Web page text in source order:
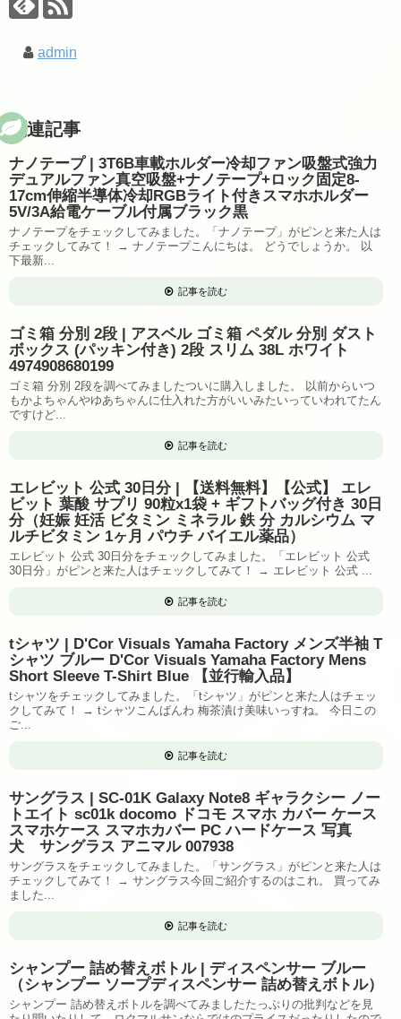
admin
関連記事
ナノテープ | 3T6B車載ホルダー冷却ファン吸盤式強力
デュアルファン真空吸盤+ナノテープ+ロック固定8-
17cm伸縮半導体冷却RGBライト付きスマホホルダー
5V/3A給電ケーブル付属ブラック黒
ナノテープをチェックしてみました。「ナノテープ」がピンと来た人は
チェックしてみて！ → ナノテープこんにちは。 どうでしょうか。 以
下最新...
記事を読む
ゴミ箱 分別 2段 | アスベル ゴミ箱 ペダル 分別 ダスト
ボックス (パッキン付き) 2段 スリム 38L ホワイト
4974908680199
ゴミ箱 分別 2段を調べてみましたついに購入しました。 以前からいつ
もかよちゃんやゆあちゃんに仕入れた方がいいみたいっていわれてたん
ですけど...
記事を読む
エレビット 公式 30日分 | 【送料無料】【公式】 エレ
ビット 葉酸 サプリ 90粒x1袋 + ギフトバッグ付き 30日
分（妊娠 妊活 ビタミン ミネラル 鉄 分 カルシウム マ
ルチビタミン 1ヶ月 パウチ バイエル薬品）
エレビット 公式 30日分をチェックしてみました。「エレビット 公式
30日分」がピンと来た人はチェックしてみて！ → エレビット 公式 ...
記事を読む
tシャツ | D'Cor Visuals Yamaha Factory メンズ半袖 T
シャツ ブルー D'Cor Visuals Yamaha Factory Mens
Short Sleeve T-Shirt Blue 【並行輸入品】
tシャツをチェックしてみました。「tシャツ」がピンと来た人はチェッ
クしてみて！ → tシャツこんばんわ 梅茶漬け美味いっすね。 今日この
ご...
記事を読む
サングラス | SC-01K Galaxy Note8 ギャラクシー ノー
トエイト sc01k docomo ドコモ スマホ カバー ケース
スマホケース スマホカバー PC ハードケース 写真
犬 サングラス アニマル 007938
サングラスをチェックしてみました。「サングラス」がピンと来た人は
チェックしてみて！ → サングラス今回ご紹介するのはこれ。 買ってみ
ました...
記事を読む
シャンプー 詰め替えボトル | ディスペンサー ブルー
（シャンプー ソープディスペンサー 詰め替えボトル）
シャンプー 詰め替えボトルを調べてみましたたっぷりの批判などを見